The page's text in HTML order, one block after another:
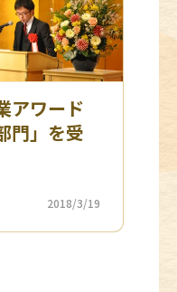
アワード
門」を受
2018/3/19